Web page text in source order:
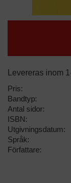
Levereras inom
Pris:
Bandtyp:
Antal sidor:
ISBN:
Utgivningsdatum:
Språk:
Författare: